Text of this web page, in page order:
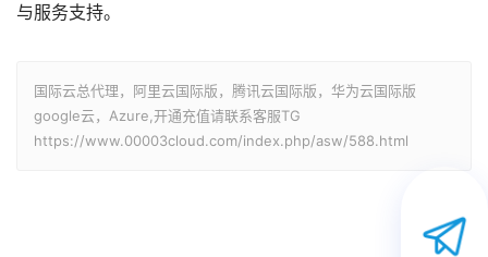
与服务支持。
国际云总代理，阿里云国际版，腾讯云国际版，华为云国际版
google云，Azure,开通充值请联系客服TG
https://www.00003cloud.com/index.php/asw/588.html